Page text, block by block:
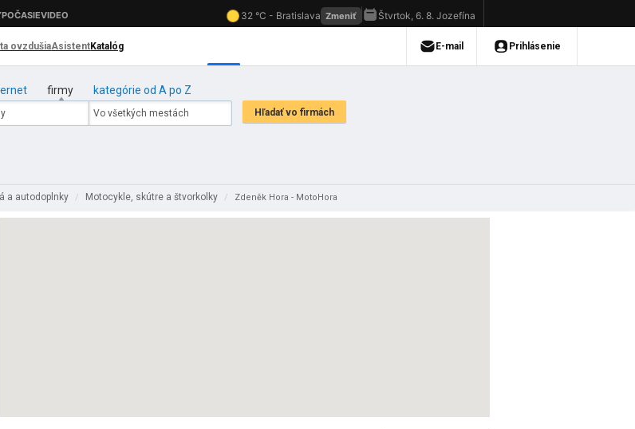
firmy kategórie od A po Z
a autodoplnky / Motocykle, skútre a štvorkolky / Zdeněk Hora - MotoHora